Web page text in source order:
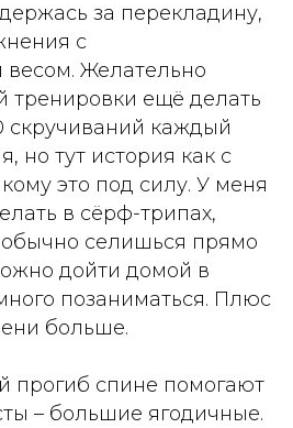
за перекладину,
с
Желательно
тренировки ещё делать
скручиваний каждый
но тут история как с
это под силу. У меня
в сёрф-трипах,
обычно селишься прямо
дойти домой в
позаниматься. Плюс
больше.
прогиб спине помогают
– большие ягодичные.